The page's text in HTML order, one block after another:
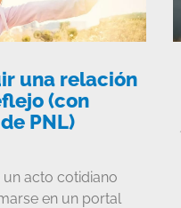
una relación
(con
PNL)
un acto cotidiano
en un portal